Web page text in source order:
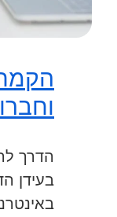
הדרך
בעידן